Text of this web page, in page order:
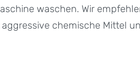
waschen. Wir
chemische Mittel